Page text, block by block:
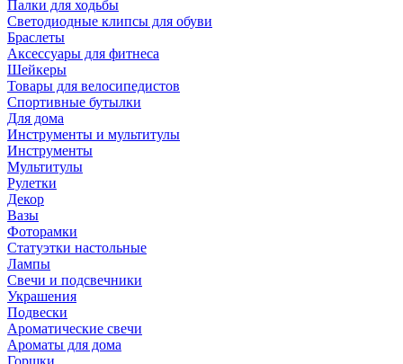
Палки для ходьбы
Светодиодные клипсы для обуви
Браслеты
Аксессуары для фитнеса
Шейкеры
Товары для велосипедистов
Спортивные бутылки
Для дома
Инструменты и мультитулы
Инструменты
Мультитулы
Рулетки
Декор
Вазы
Фоторамки
Статуэтки настольные
Лампы
Свечи и подсвечники
Украшения
Подвески
Ароматические свечи
Ароматы для дома
Горшки